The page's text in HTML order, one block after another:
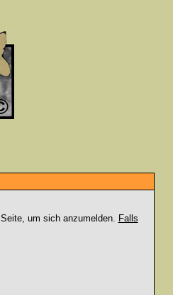
um sich anzumelden. Falls